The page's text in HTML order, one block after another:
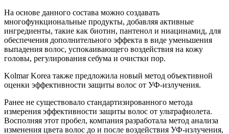
На основе данного состава можно создавать
многофункциональные продукты, добавляя активные
ингредиенты, такие как биотин, пантенол и ниацинамид, для
обеспечения дополнительного эффекта в виде уменьшения
выпадения волос, успокаивающего воздействия на кожу
головы, регулирования себума и очистки пор.
Kolmar Korea также предложила новый метод объективной
оценки эффективности защиты волос от УФ-излучения.
Ранее не существовало стандартизированного метода
измерения эффективности защиты волос от ультрафиолета.
Восполняя этот пробел, компания разработала метод анализа
изменения цвета волос до и после воздействия УФ-излучения,